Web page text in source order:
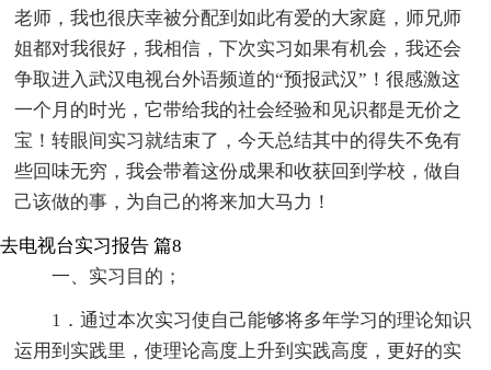
老师，我也很庆幸被分配到如此有爱的大家庭，师兄师
姐都对我很好，我相信，下次实习如果有机会，我还会
争取进入武汉电视台外语频道的“预报武汉”！很感激这
一个月的时光，它带给我的社会经验和见识都是无价之
宝！转眼间实习就结束了，今天总结其中的得失不免有
些回味无穷，我会带着这份成果和收获回到学校，做自
己该做的事，为自己的将来加大马力！
去电视台实习报告 篇8
一、实习目的；
1．通过本次实习使自己能够将多年学习的理论知识
运用到实践里，使理论高度上升到实践高度，更好的实